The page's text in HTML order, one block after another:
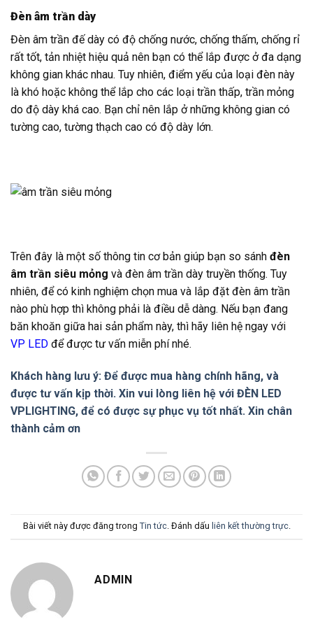
Đèn âm trần dày
Đèn âm trần đế dày có độ chống nước, chống thấm, chống rỉ
rất tốt, tản nhiệt hiệu quả nên bạn có thể lắp được ở đa dạng
không gian khác nhau. Tuy nhiên, điểm yếu của loại đèn này
là khó hoặc không thể lắp cho các loại trần thấp, trần mỏng
do độ dày khá cao. Bạn chỉ nên lắp ở những không gian có
tường cao, tường thạch cao có độ dày lớn.
Trên đây là một số thông tin cơ bản giúp bạn so sánh đèn
âm trần siêu mỏng và đèn âm trần dày truyền thống. Tuy
nhiên, để có kinh nghiệm chọn mua và lắp đặt đèn âm trần
nào phù hợp thì không phải là điều dễ dàng. Nếu bạn đang
băn khoăn giữa hai sản phẩm này, thì hãy liên hệ ngay với
VP LED để được tư vấn miễn phí nhé.
Khách hàng lưu ý: Để được mua hàng chính hãng, và
được tư vấn kịp thời. Xin vui lòng liên hệ với ĐÈN LED
VPLIGHTING, để có được sự phục vụ tốt nhất. Xin chân
thành cảm ơn
Bài viết này được đăng trong Tin tức. Đánh dấu liên kết thường trực.
ADMIN